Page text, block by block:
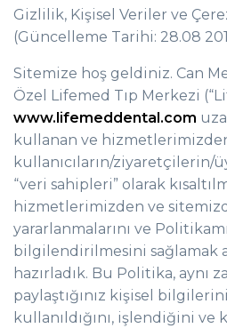
Gizlilik, Kişisel Veriler ve
(Güncelleme Tarihi: 28.08
Sitemize hoş geldiniz. Can
Özel Lifemed Tıp Merkezi
www.lifemeddental.com
kullanan ve
kullanıcıların/ziyaretçilerin/
“veri sahipleri” olarak
hizmetlerimizden ve
yararlanmalarını ve
bilgilendirilmesini sağlamak
hazırladık. Bu Politika, aynı
paylaştığınız kişisel
kullanıldığını, işlendiğini